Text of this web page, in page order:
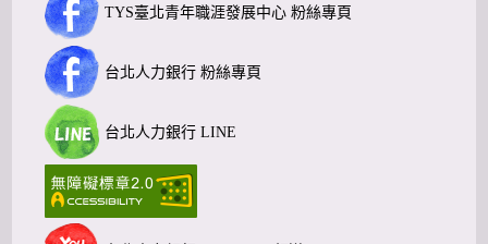
TYS臺北青年職涯發展中心 粉絲專頁
台北人力銀行 粉絲專頁
台北人力銀行 LINE